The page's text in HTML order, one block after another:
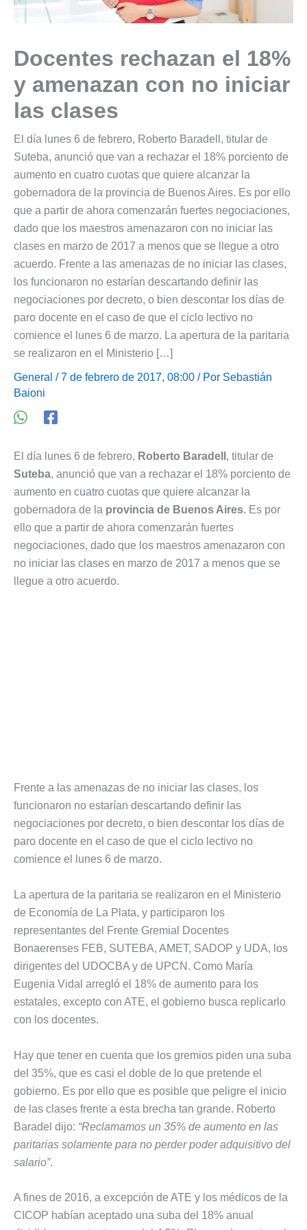
Docentes rechazan el 18%
y amenazan con no iniciar
las clases
El día lunes 6 de febrero, Roberto Baradell, titular de
Suteba, anunció que van a rechazar el 18% porciento de
aumento en cuatro cuotas que quiere alcanzar la
gobernadora de la provincia de Buenos Aires. Es por ello
que a partir de ahora comenzarán fuertes negociaciones,
dado que los maestros amenazaron con no iniciar las
clases en marzo de 2017 a menos que se llegue a otro
acuerdo. Frente a las amenazas de no iniciar las clases,
los funcionaron no estarían descartando definir las
negociaciones por decreto, o bien descontar los días de
paro docente en el caso de que el ciclo lectivo no
comience el lunes 6 de marzo. La apertura de la paritaria
se realizaron en el Ministerio […]
General / 7 de febrero de 2017, 08:00 / Por Sebastián
Baioni
El día lunes 6 de febrero, Roberto Baradell , titular de
Suteba, anunció que van a rechazar el 18% porciento de
aumento en cuatro cuotas que quiere alcanzar la
gobernadora de la provincia de Buenos Aires. Es por
ello que a partir de ahora comenzarán fuertes
negociaciones, dado que los maestros amenazaron con
no iniciar las clases en marzo de 2017 a menos que se
llegue a otro acuerdo.
Frente a las amenazas de no iniciar las clases, los
funcionaron no estarían descartando definir las
negociaciones por decreto, o bien descontar los días de
paro docente en el caso de que el ciclo lectivo no
comience el lunes 6 de marzo.
La apertura de la paritaria se realizaron en el Ministerio
de Economía de La Plata, y participaron los
representantes del Frente Gremial Docentes
Bonaerenses FEB, SUTEBA, AMET, SADOP y UDA, los
dirigentes del UDOCBA y de UPCN. Como María
Eugenia Vidal arregló el 18% de aumento para los
estatales, excepto con ATE, el gobierno busca replicarlo
con los docentes.
Hay que tener en cuenta que los gremios piden una suba
del 35%, que es casi el doble de lo que pretende el
gobierno. Es por ello que es posible que peligre el inicio
de las clases frente a esta brecha tan grande. Roberto
Baradel dijo: “Reclamamos un 35% de aumento en las
paritarias solamente para no perder poder adquisitivo del
salario”.
A fines de 2016, a excepción de ATE y los médicos de la
CICOP habían aceptado una suba del 18% anual